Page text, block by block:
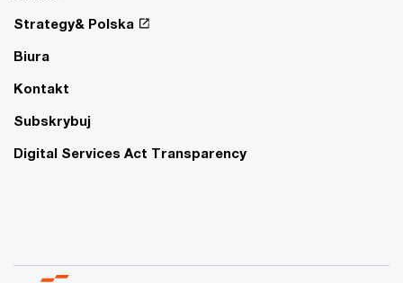
Strategy& Polska
Biura
Kontakt
Subskrybuj
Digital Services Act Transparency